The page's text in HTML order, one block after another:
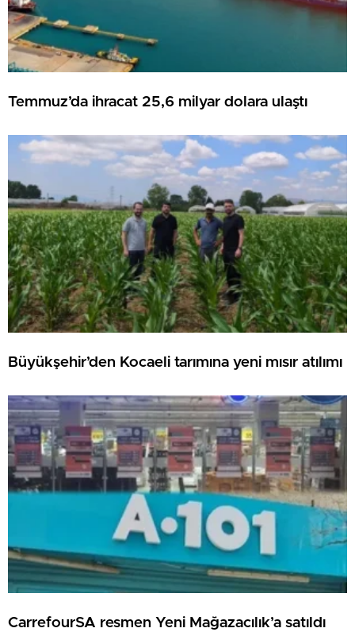
Temmuz’da ihracat 25,6 milyar dolara ulaştı
Büyükşehir’den Kocaeli tarımına yeni mısır atılımı
CarrefourSA resmen Yeni Mağazacılık’a satıldı